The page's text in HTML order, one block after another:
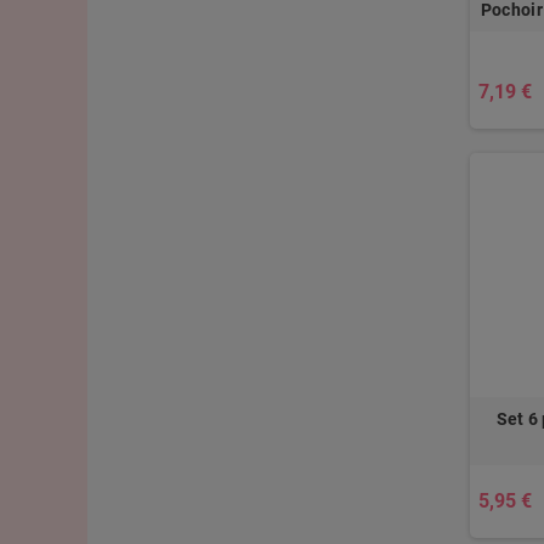
7,19 €
Set 6
5,95 €